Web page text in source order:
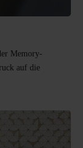
Memory-
auf die